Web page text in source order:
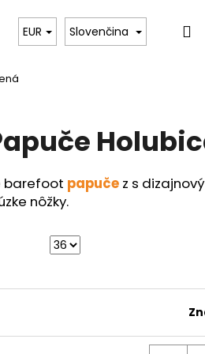
Kontakt
EUR Slovenčina
barefoot papuče z s
nôžky.